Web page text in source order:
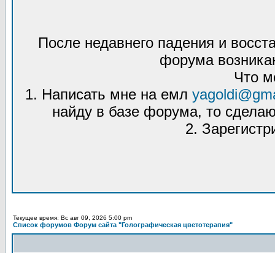
После недавнего падения и
форума
Что
1. Написать мне на емл
найду в базе форума, то
2.
Текущее время: Вс авг 09, 2026 5:00 pm
Список форумов Форум сайта "Голографическая цветотерапия"